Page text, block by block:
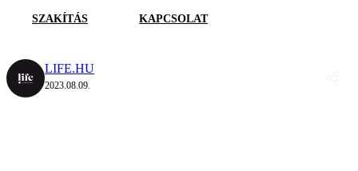
SZAKÍTÁS KAPCSOLAT
LIFE.HU
2023.08.09.